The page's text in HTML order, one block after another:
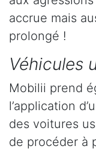
accrue mais
prolongé !
Véhicules
Mobilii prend
l’application
des voitures
de procéder à